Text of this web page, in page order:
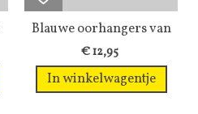
Blauwe oorhangers van
stof met...
€ 12,95
In winkelwagentje